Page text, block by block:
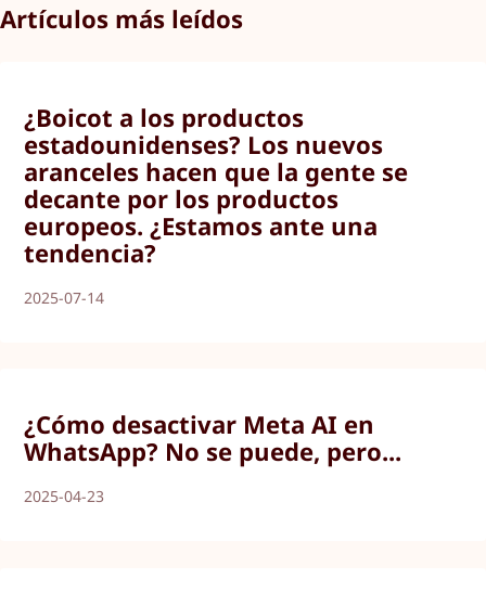
Artículos más leídos
¿Boicot a los productos
estadounidenses? Los nuevos
aranceles hacen que la gente se
decante por los productos
europeos. ¿Estamos ante una
tendencia?
2025-07-14
¿Cómo desactivar Meta AI en
WhatsApp? No se puede, pero...
2025-04-23